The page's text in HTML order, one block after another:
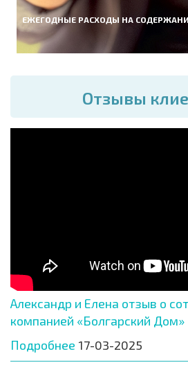
ЕЖЕГОДНЫЕ РАСХОДЫ НА
Отзывы
Александр и Елена отзыв о
компанией «Болгарский Дом»
Подробнее 17-03-2025